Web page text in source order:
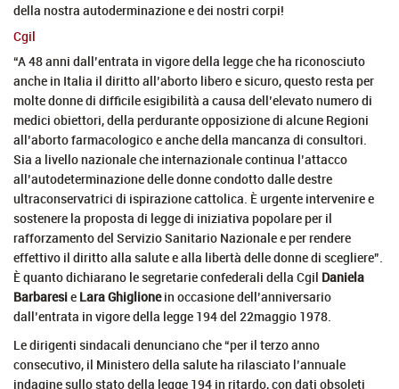
della nostra autoderminazione e dei nostri corpi!
Cgil
“A 48 anni dall’entrata in vigore della legge che ha riconosciuto
anche in Italia il diritto all’aborto libero e sicuro, questo resta per
molte donne di difficile esigibilità a causa dell’elevato numero di
medici obiettori, della perdurante opposizione di alcune Regioni
all’aborto farmacologico e anche della mancanza di consultori.
Sia a livello nazionale che internazionale continua l’attacco
all’autodeterminazione delle donne condotto dalle destre
ultraconservatrici di ispirazione cattolica. È urgente intervenire e
sostenere la proposta di legge di iniziativa popolare per il
rafforzamento del Servizio Sanitario Nazionale e per rendere
effettivo il diritto alla salute e alla libertà delle donne di scegliere”.
È quanto dichiarano le segretarie confederali della Cgil Daniela
Barbaresie Lara Ghiglionein occasione dell’anniversario
dall’entrata in vigore della legge 194 del 22maggio 1978.
Le dirigenti sindacali denunciano che “per il terzo anno
consecutivo, il Ministero della salute ha rilasciato l’annuale
indagine sullo stato della legge 194 in ritardo, con dati obsoleti